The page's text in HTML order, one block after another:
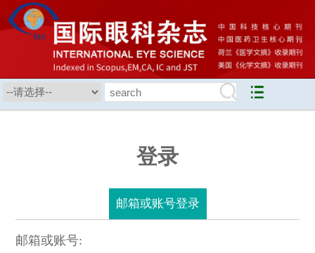
登录
邮箱或账号登录
邮箱或账号: